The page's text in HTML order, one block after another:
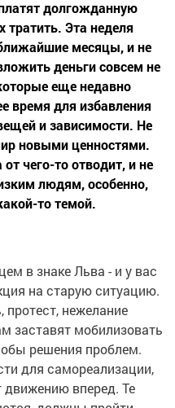
долгожданную
тратить. Эта неделя
месяцы, и не
деньги совсем не
еще недавно
время для избавления
и зависимости. Не
новыми ценностями.
чего-то отводит, и не
людям, особенно,
то темой.
в знаке Льва - и у вас
на старую ситуацию.
протест, нежелание
заставят мобилизовать
решения проблем.
для самореализации,
движению вперед. Те